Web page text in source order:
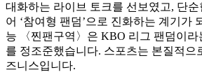
대화하는 라이브 토크를 선보였고, 단
어 ‘참여형 팬덤’으로 진화하는 계기가
능 〈찐팬구역〉은 KBO 리그 팬덤이라
를 정조준했습니다. 스포츠는 본질적으
즈니스입니다.